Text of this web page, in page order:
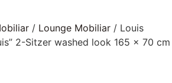
/ Lounge Mobiliar / Louis
2-Sitzer washed look 165 x 70 cm